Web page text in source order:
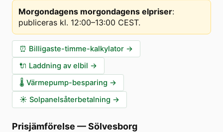
Morgondagens morgondagens elpriser:
publiceras kl. 12:00–13:00 CEST.
⏰ Billigaste-timme-kalkylator →
🔌 Laddning av elbil →
🌡️ Värmepump-besparing →
☀️ Solpanelsåterbetalning →
Prisjämförelse —Sölvesborg